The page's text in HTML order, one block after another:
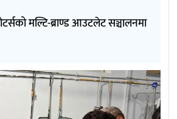
मल्टि-ब्राण्ड आउटलेट सञ्चालनमा